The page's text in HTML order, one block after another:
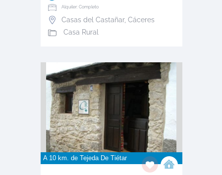
Alquiler: Completo
Casas del Castañar, Cáceres
Casa Rural
A 10 km. de Tejeda De Tiétar